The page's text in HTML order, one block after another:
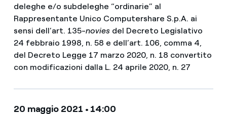
deleghe e/o subdeleghe “ordinarie” al
Rappresentante Unico Computershare S.p.A. ai
sensi dell’art. 135-noviesdel Decreto Legislativo
24 febbraio 1998, n. 58 e dell’art. 106, comma 4,
del Decreto Legge 17 marzo 2020, n. 18 convertito
con modificazioni dalla L. 24 aprile 2020, n. 27
20 maggio 2021 • 14:00